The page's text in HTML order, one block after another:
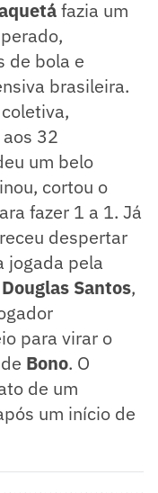
fazia um
de bola e
brasileira.
32
um belo
cortou o
fazer 1 a 1. Já
despertar
jogada pela
Douglas Santos,
para virar o
Bono. O
de um
um início de